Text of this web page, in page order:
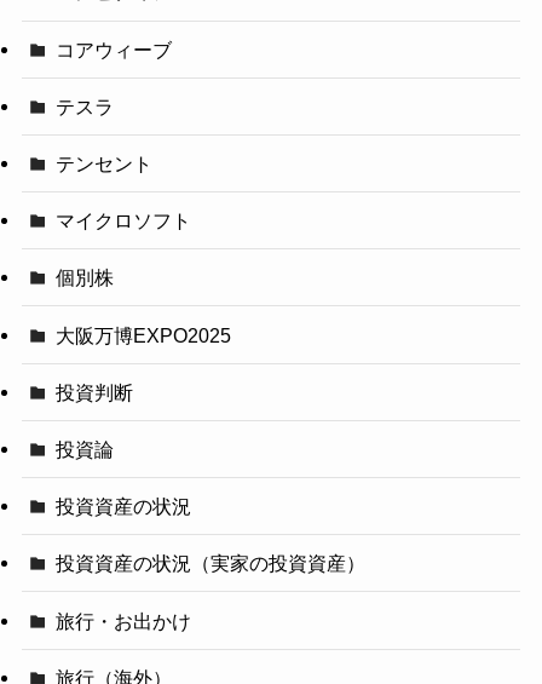
コアウィーブ
テスラ
テンセント
マイクロソフト
個別株
大阪万博EXPO2025
投資判断
投資論
投資資産の状況
投資資産の状況（実家の投資資産）
旅行・お出かけ
旅行（海外）